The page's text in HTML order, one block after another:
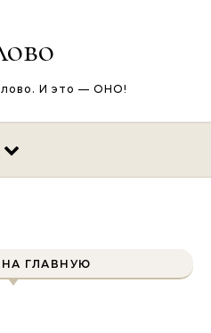
И это — ОНО!
ГЛАВНУЮ